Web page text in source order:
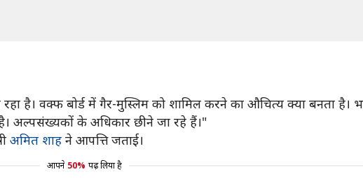
है। वक्फ बोर्ड में गैर-मुस्लिम को शामिल करने का औचित्य क्या बनता है।
अल्पसंख्यकों के अधिकार छीने जा रहे हैं।"
अमित शाह ने आपत्ति जताई।
आपने 50% पढ़ लिया है